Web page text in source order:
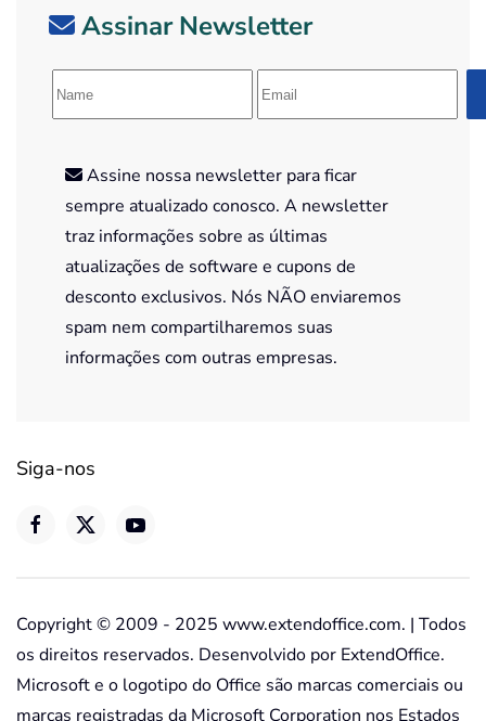
Assinar Newsletter
Assine nossa newsletter para ficar
sempre atualizado conosco. A newsletter
traz informações sobre as últimas
atualizações de software e cupons de
desconto exclusivos. Nós NÃO enviaremos
spam nem compartilharemos suas
informações com outras empresas.
Siga-nos
Copyright © 2009 - 2025 www.extendoffice.com. | Todos
os direitos reservados. Desenvolvido por ExtendOffice.
Microsoft e o logotipo do Office são marcas comerciais ou
marcas registradas da Microsoft Corporation nos Estados